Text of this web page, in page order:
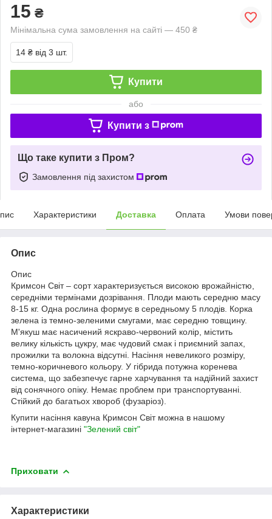
15 ₴
Мінімальна сума замовлення на сайті — 450 ₴
14 ₴ від 3 шт.
Купити
або
Купити з
Що таке купити з Пром?
Замовлення під захистом
Характеристики Доставка Оплата Умови
Опис
Опис
Кримсон Світ – сорт характеризується високою врожайністю,
середніми термінами дозрівання. Плоди мають середню масу
8-15 кг. Одна рослина формує в середньому 5 плодів. Корка
зелена із темно-зеленими смугами, має середню товщину.
М'якуш має насичений яскраво-червоний колір, містить
велику кількість цукру, має чудовий смак і приємний запах,
прожилки та волокна відсутні. Насіння невеликого розміру,
темно-коричневого кольору. У гібрида потужна коренева
система, що забезпечує гарне харчування та надійний захист
від сонячного опіку. Немає проблем при транспортуванні.
Стійкий до багатьох хвороб (фузаріоз).
Купити насіння кавуна Кримсон Світ можна в нашому
інтернет-магазині "Зелений світ"
Приховати
Характеристики